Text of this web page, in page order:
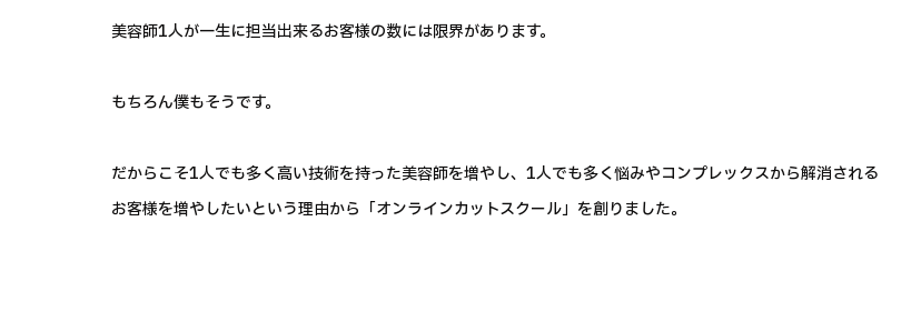
美容師1人が一生に担当出来るお客様の数には限界があります。
もちろん僕もそうです。
だからこそ1人でも多く高い技術を持った美容師を増やし、1人でも多く悩みやコンプレックスから解消される
お客様を増やしたいという理由から「オンラインカットスクール」を創りました。